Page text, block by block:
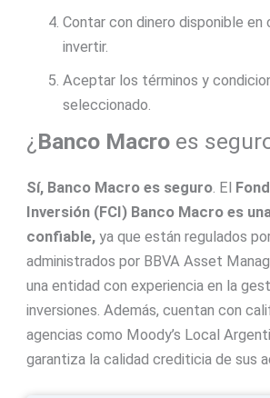
Contar con dinero disponible en
invertir.
Aceptar los términos y
seleccionado.
¿ Banco Macroes
Sí, Banco Macroes seguro. El
Inversión (FCI) Banco Macroes
confiable, ya que están regulados
administrados por BBVA Asset
una entidad con experiencia en la
inversiones. Además, cuentan con
agencias como Moody’s Local
garantiza la calidad crediticia de sus